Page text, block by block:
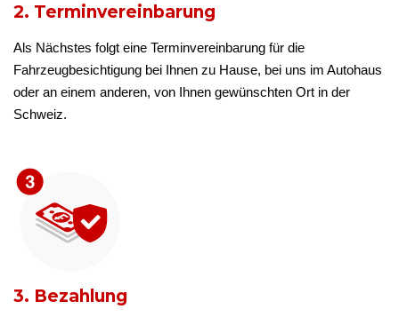
2. Terminvereinbarung
Als Nächstes folgt eine Terminvereinbarung für die
Fahrzeugbesichtigung bei Ihnen zu Hause, bei uns im Autohaus
oder an einem anderen, von Ihnen gewünschten Ort in der
Schweiz.
3. Bezahlung